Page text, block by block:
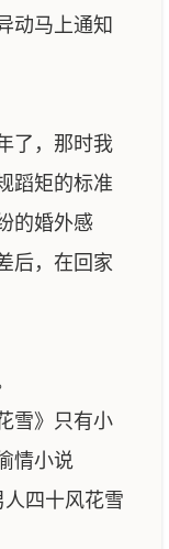
动马上通知
了，那时我
蹈矩的标准
的婚外感
后，在回家
雪》只有小
情小说
人四十风花雪